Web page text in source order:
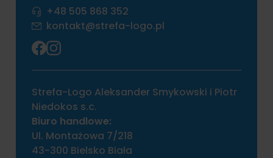
+48 505 868 352
kontakt@strefa-logo.pl
Strefa-Logo Aleksander Smykowski i Piotr
Niedokos s.c.
Biuro handlowe:
Ul. Montażowa 7/218
43-300 Bielsko Biała